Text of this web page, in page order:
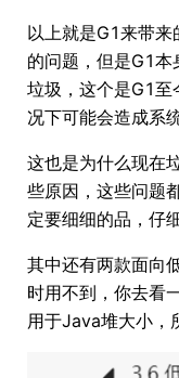
以上就是G1来带
的问题，但是G1
垃圾，这个是G1
况下可能会造成系
这也是为什么现在
些原因，这些问题
定要细细的品，仔
其中还有两款面向
时用不到，你去看
用于Java堆大小，